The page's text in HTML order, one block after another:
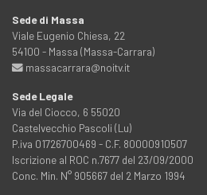
Sede di Massa
Viale Eugenio Chiesa, 22
54100 - Massa (Massa-Carrara)
massacarrara@noitv.it
Sede Legale
Via del Ciocco, 6 55020
Castelvecchio Pascoli (Lu)
P.iva 01726700469 - C.F. 80000910507
Iscrizione al ROC n.7677 del 23/09/2000
Conc. Min. N° 905667 del 2 Marzo 1994